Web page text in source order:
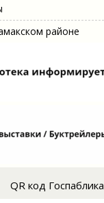
районе
QR код Госпаблика